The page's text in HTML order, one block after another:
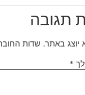
תגובה
יוצג באתר. שדות
*